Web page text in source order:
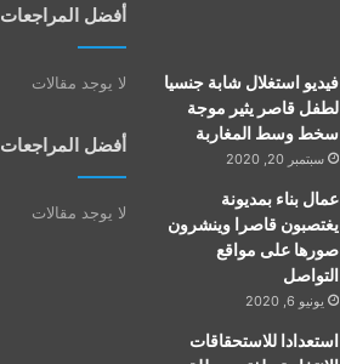
فيديو استغلال شابة جنسيا
لطفل قاصر يثير موجة
سخط وسط المغاربة
سبتمبر 20, 2020
عمال بناء بمديونة
يغتصبون قاصرا وينشرون
صورها على مواقع
التواصل
يونيو 6, 2020
استعدادا للاستحقاقات
أفضل المراجعات
لا يوجد مقالات
أفضل المراجعات
لا يوجد مقالات